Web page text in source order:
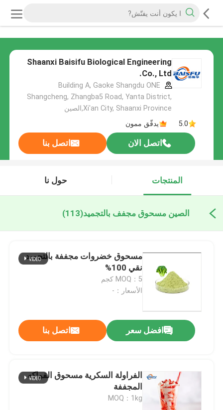
Shaanxi Baisifu Biological Engineering
Co., Ltd.
Building A, Gaoke Shangdu ONE
Shangcheng, Zhangba5 Road, Yanta District,
Xi'an City, Shaanxi Province,الصين
5.0
يدقّق ممون
اتصل الان اتصل بنا
المنتجات حول نا
الصين مسحوق مجفف بالتجميد(113)
مسحوق خضروات مجففة بالتجميد
نقي 100%
MOQ：5 كجم
الأسعار：-
افضل سعر اتصل بنا
الفراولة السكرية مسحوق الفواكه
المجففة
MOQ：1kg